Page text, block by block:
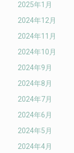
2025年1月
2024年12月
2024年11月
2024年10月
2024年9月
2024年8月
2024年7月
2024年6月
2024年5月
2024年4月